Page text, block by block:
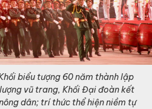
biểu tượng 60 năm thành lập
vũ trang, Khối Đại đoàn kết
dân; trí thức thể hiện niềm tự